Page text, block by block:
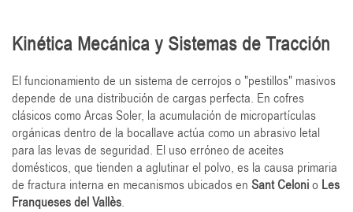
Kinética Mecánica y Sistemas de Tracción
El funcionamiento de un sistema de cerrojos o "pestillos" masivos
depende de una distribución de cargas perfecta. En cofres
clásicos como Arcas Soler, la acumulación de micropartículas
orgánicas dentro de la bocallave actúa como un abrasivo letal
para las levas de seguridad. El uso erróneo de aceites
domésticos, que tienden a aglutinar el polvo, es la causa primaria
de fractura interna en mecanismos ubicados en Sant Celonio Les
Franqueses del Vallès.